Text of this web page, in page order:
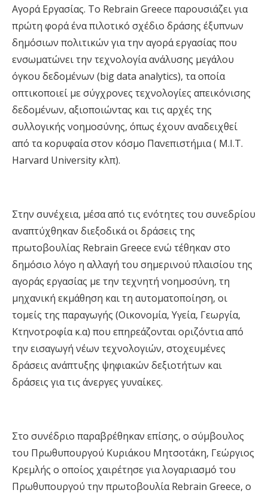
Αγορά Εργασίας. Το Rebrain Greece παρουσιάζει για
πρώτη φορά ένα πιλοτικό σχέδιο δράσης έξυπνων
δημόσιων πολιτικών για την αγορά εργασίας που
ενσωματώνει την τεχνολογία ανάλυσης μεγάλου
όγκου δεδομένων (big data analytics), τα οποία
οπτικοποιεί με σύγχρονες τεχνολογίες απεικόνισης
δεδομένων, αξιοποιώντας και τις αρχές της
συλλογικής νοημοσύνης, όπως έχουν αναδειχθεί
από τα κορυφαία στον κόσμο Πανεπιστήμια ( M.I.T.
Harvard University κλπ).
Στην συνέχεια, μέσα από τις ενότητες του συνεδρίου
αναπτύχθηκαν διεξοδικά οι δράσεις της
πρωτοβουλίας Rebrain Greece ενώ τέθηκαν στο
δημόσιο λόγο η αλλαγή του σημερινού πλαισίου της
αγοράς εργασίας με την τεχνητή νοημοσύνη, τη
μηχανική εκμάθηση και τη αυτοματοποίηση, οι
τομείς της παραγωγής (Οικονομία, Υγεία, Γεωργία,
Κτηνοτροφία κ.α) που επηρεάζονται οριζόντια από
την εισαγωγή νέων τεχνολογιών, στοχευμένες
δράσεις ανάπτυξης ψηφιακών δεξιοτήτων και
δράσεις για τις άνεργες γυναίκες.
Στο συνέδριο παραβρέθηκαν επίσης, ο σύμβουλος
του Πρωθυπουργού Κυριάκου Μητσοτάκη, Γεώργιος
Κρεμλής ο οποίος χαιρέτησε για λογαριασμό του
Πρωθυπουργού την πρωτοβουλία Rebrain Greece, ο